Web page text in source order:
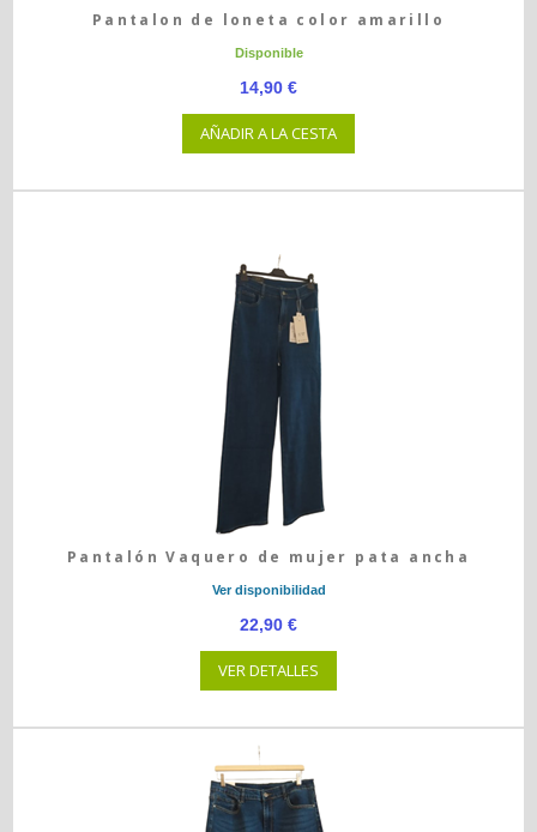
Pantalon de loneta color amarillo
Disponible
14,90 €
AÑADIR A LA CESTA
Pantalón Vaquero de mujer pata ancha
Ver disponibilidad
22,90 €
VER DETALLES